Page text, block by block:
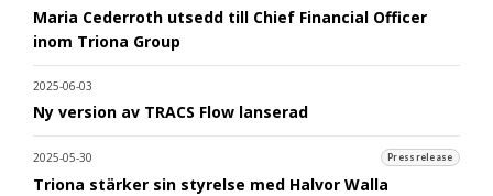
Maria Cederroth utsedd till Chief Financial Officer
inom Triona Group
2025-06-03
Ny version av TRACS Flow lanserad
2025-05-30 Pressrelease
Triona stärker sin styrelse med Halvor Walla